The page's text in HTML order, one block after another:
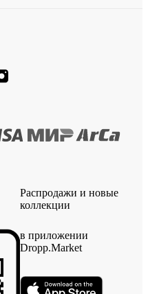
Распродажи и новые
коллекции
в приложении
Dropp.Market